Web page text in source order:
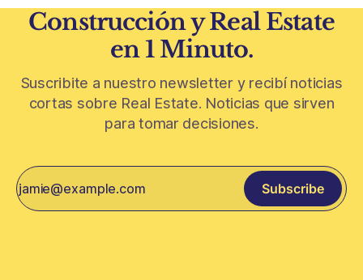
Construcción y Real Estate
en 1 Minuto.
Suscribite a nuestro newsletter y recibí noticias
cortas sobre Real Estate. Noticias que sirven
para tomar decisiones.
Subscribe